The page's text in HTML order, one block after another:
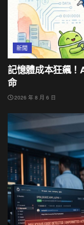
新聞
記憶體成本狂飆
命
2026 年 8 月 6 日